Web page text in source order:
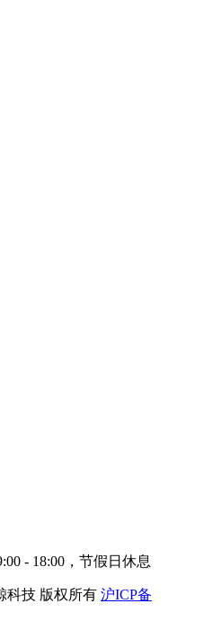
- 18:00，节假日休息
科技 版权所有 沪ICP备